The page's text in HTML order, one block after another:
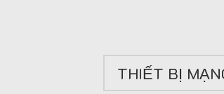
THIẾT BỊ